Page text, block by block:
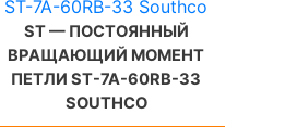
ST — ПОСТОЯННЫЙ
ВРАЩАЮЩИЙ МОМЕНТ
ПЕТЛИ ST-7A-60RB-33
SOUTHCO